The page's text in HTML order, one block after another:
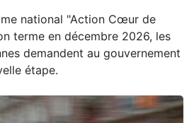
national "Action Cœur de
terme en décembre 2026, les
demandent au gouvernement
étape.